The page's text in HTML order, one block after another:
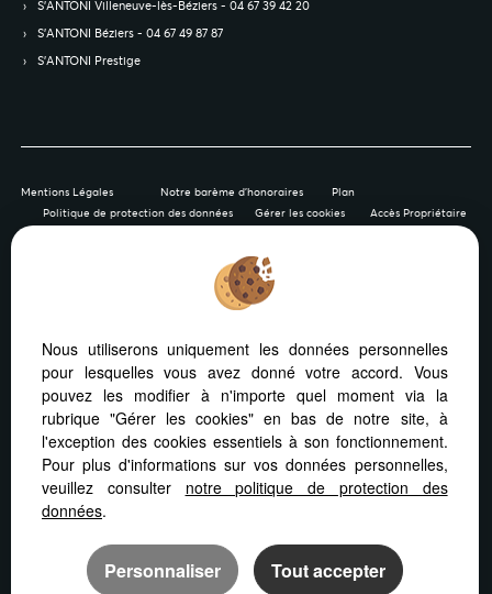
S’ANTONI Villeneuve-lès-Béziers - 04 67 39 42 20
S’ANTONI Béziers - 04 67 49 87 87
S’ANTONI Prestige
Mentions Légales Notre barème d'honoraires
Plan
Politique de protection des données
Gérer les cookies Accès Propriétaire
Afin de vous offrir un confort de lecture permanent, depuis
votre PC, votre tablette ou votre smartphone, notre site
s’adapte automatiquement aux différents types d'écrans
Logiciel immo
Nous utiliserons uniquement les données personnelles
pour lesquelles vous avez donné votre accord. Vous
pouvez les modifier à n'importe quel moment via la
rubrique "Gérer les cookies" en bas de notre site, à
l'exception des cookies essentiels à son fonctionnement.
Pour plus d'informations sur vos données personnelles,
veuillez consulter notre politique de protection des
données.
Personnaliser Tout accepter